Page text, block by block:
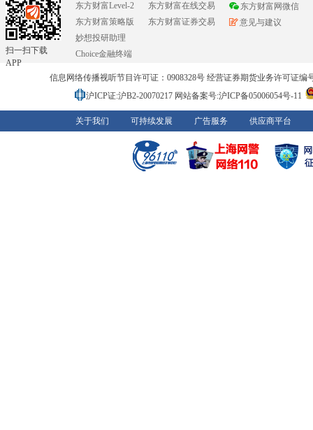
扫一扫下载
APP
东方财富Level-2
东方财富策略版
妙想投研助理
Choice金融终端
东方财富在线交易
东方财富证券交易
东方财富网微信
意见与建议
信息网络传播视听节目许可证：0908328号 经营证券期货业务许可证编
沪ICP证:沪B2-20070217 网站备案号:沪ICP备05006054号-11
关于我们 可持续发展 广告服务 供应商平台